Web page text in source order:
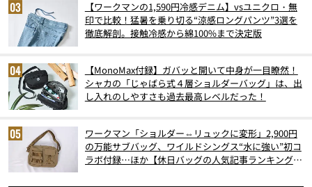
【ワークマンの1,590円冷感デニム】vsユニクロ・無
印で比較！猛暑を乗り切る“涼感ロングパンツ”3選を
徹底解剖。接触冷感から綿100%まで決定版
【MonoMax付録】ガバッと開いて中身が一目瞭然！
シャカの「じゃばら式４層ショルダーバッグ」は、出
し入れのしやすさも過去最高レベルだった！
ワークマン「ショルダー⇔リュックに変形」2,900円
の万能サブバッグ、ワイルドシングス“水に強い”初コ
ラボ付録…ほか【休日バッグの人気記事ランキングベ